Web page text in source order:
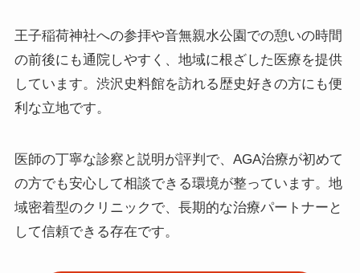
王子稲荷神社への参拝や音無親水公園での憩いの時間
の前後にも通院しやすく、地域に根ざした医療を提供
しています。渋沢史料館を訪れる歴史好きの方にも便
利な立地です。
医師の丁寧な診察と説明が評判で、AGA治療が初めて
の方でも安心して相談できる環境が整っています。地
域密着型のクリニックで、長期的な治療パートナーと
して信頼できる存在です。